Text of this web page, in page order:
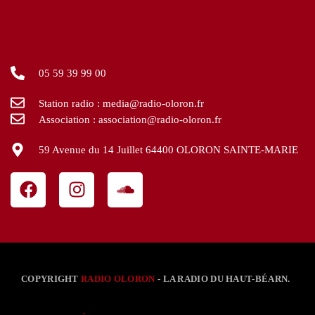
05 59 39 99 00
Station radio : media@radio-oloron.fr
Association : association@radio-oloron.fr
59 Avenue du 14 Juillet 64400 OLORON SAINTE-MARIE
COPYRIGHTRADIO OLORON - LA RADIO DU HAUT-BÉARN.